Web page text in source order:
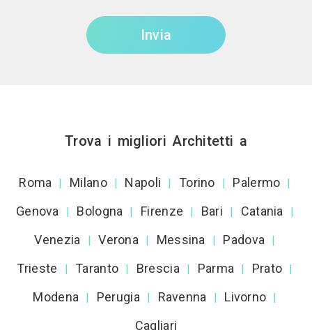
Invia
Trova i migliori Architetti a
Roma | Milano | Napoli | Torino | Palermo |
Genova | Bologna | Firenze | Bari | Catania |
Venezia | Verona | Messina | Padova |
Trieste | Taranto | Brescia | Parma | Prato |
Modena | Perugia | Ravenna | Livorno |
Cagliari